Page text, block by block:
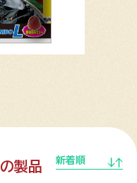
の製品 新着順